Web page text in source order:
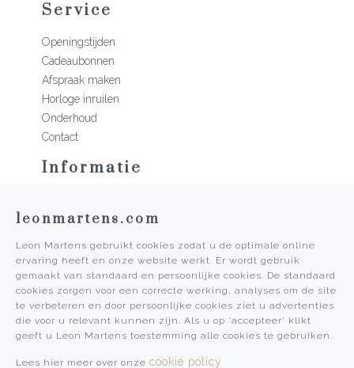
Service
Openingstijden
Cadeaubonnen
Afspraak maken
Horloge inruilen
Onderhoud
Contact
Informatie
Historie
Algemene voorwaarden
Privacy Policy
Pers
Leon Martens
Leon Martens Juwelier
leonmartens.com
Leon Martens gebruikt cookies zodat u de optimale online
ervaring heeft en onze website werkt. Er wordt gebruik
gemaakt van standaard en persoonlijke cookies. De standaard
cookies zorgen voor een correcte werking, analyses om de site
te verbeteren en door persoonlijke cookies ziet u advertenties
die voor u relevant kunnen zijn. Als u op 'accepteer' klikt
geeft u Leon Martens toestemming alle cookies te gebruiken.
Lees hier meer over onze cookie policy